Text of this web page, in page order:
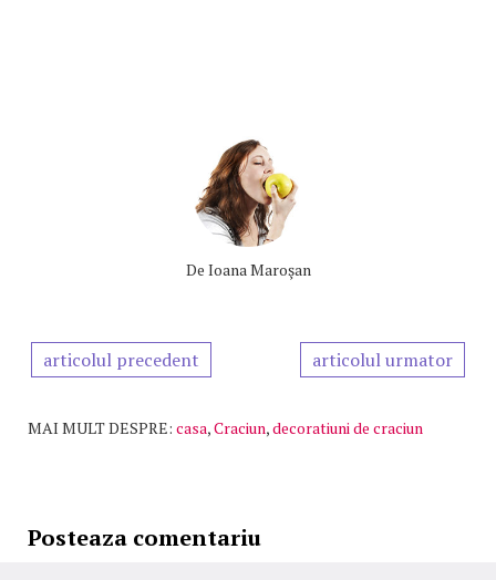
De Ioana Maroşan
articolul precedent articolul urmator
MAI MULT DESPRE: casa,Craciun,decoratiuni de craciun
Posteaza comentariu